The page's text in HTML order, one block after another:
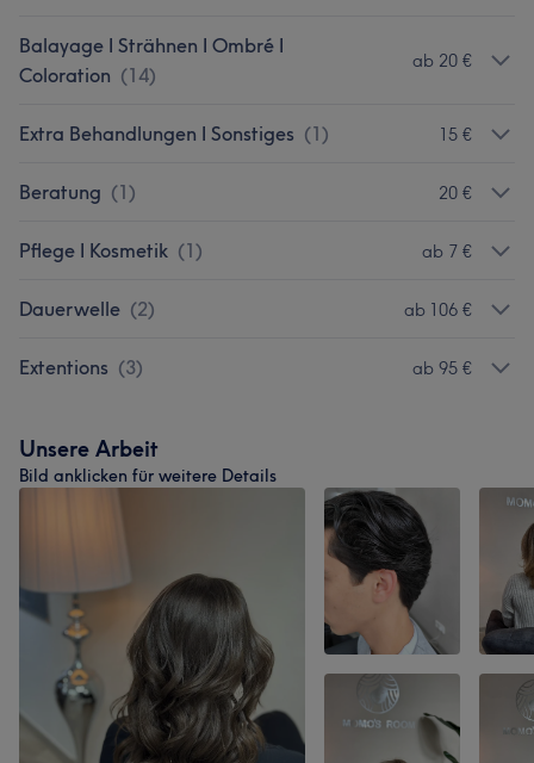
Balayage I Strähnen I Ombré I
Coloration (14)
ab 20 €
Extra Behandlungen I Sonstiges (1) 15 €
Beratung (1) 20 €
Pflege I Kosmetik (1) ab 7 €
Dauerwelle (2) ab 106 €
Extentions (3) ab 95 €
Unsere Arbeit
Bild anklicken für weitere Details